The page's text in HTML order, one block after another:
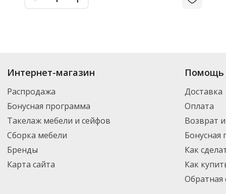
Интернет-магазин
Распродажа
Бонусная программа
Такелаж мебели и сейфов
Сборка мебели
Бренды
Карта сайта
Помощь
Доставка
Оплата
Возврат
Бонусная
Как
Как
Обратная